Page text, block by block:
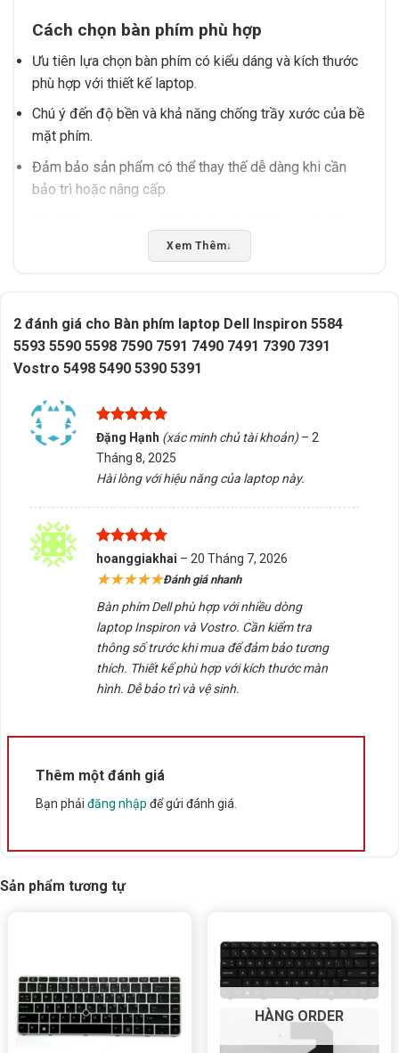
Cách chọn bàn phím phù hợp
Ưu tiên lựa chọn bàn phím có kiểu dáng và kích thước
phù hợp với thiết kế laptop.
Chú ý đến độ bền và khả năng chống trầy xước của bề
mặt phím.
Đảm bảo sản phẩm có thể thay thế dễ dàng khi cần
bảo trì hoặc nâng cấp.
mua để tránh mua nhầm.
tránh hư hỏng.
Dùng khăn mềm lau sạch bụi bẩn định kỳ để giữ cho
Không đặt vật nặng lên bàn phím để tránh làm biến
dạng cấu trúc.
Phù hợp khi thiết bị hỗ trợ và cần được kiểm tra thông
Nếu bạn đang tìm kiếm bàn phím laptop Dell phù hợp
với thiết bị của mình, hãy liên hệ Tấn Phát AD để được
tư vấn chọn đúng sản phẩm, hỗ trợ kiểm tra tương
thích và nhận báo giá nhanh chóng. Chúng tôi cung cấp
dịch vụ giao hàng/tư vấn tại Buôn Ma Thuột, Đắk Lắk
nếu phù hợp với nhu cầu của bạn.
5/5 - (1 bình chọn)
Thông số kỹ thuật
Xuất xứ Trung Quốc
Xem Thêm↓
2 đánh giá cho Bàn phím laptop Dell Inspiron 5584
5593 5590 5598 7590 7591 7490 7491 7390 7391
Vostro 5498 5490 5390 5391
Được xếp
hạng
55
sao
Đặng Hạnh (xác minh chủ tài khoản) – 2
Tháng 8, 2025
Hài lòng với hiệu năng của laptop này.
Được xếp
hạng55
sao
hoanggiakhai – 20 Tháng 7, 2026
★★★★★Đánh giá nhanh
Bàn phím Dell phù hợp với nhiều dòng
laptop Inspiron và Vostro. Cần kiểm tra
thông số trước khi mua để đảm bảo tương
thích. Thiết kế phù hợp với kích thước màn
hình. Dễ bảo trì và vệ sinh.
Thêm một đánh giá
Bạn phải đăng nhập để gửi đánh giá.
Sản phẩm tương tự
HÀNG ORDER